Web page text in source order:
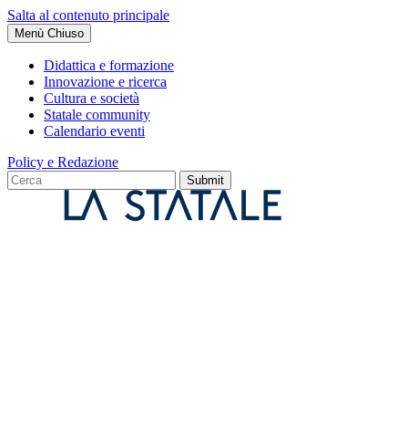
Salta al contenuto principale
Menù Chiuso
Didattica e formazione
Innovazione e ricerca
Cultura e società
Statale community
Calendario eventi
Policy e Redazione